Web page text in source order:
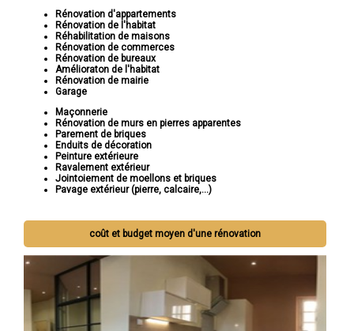
Rénovation d'appartements
Rénovation de l'habitat
Réhabilitation de maisons
Rénovation de commerces
Rénovation de bureaux
Amélioraton de l'habitat
Rénovation de mairie
Garage
Maçonnerie
Rénovation de murs en pierres apparentes
Parement de briques
Enduits de décoration
Peinture extérieure
Ravalement extérieur
Jointoiement de moellons et briques
Pavage extérieur (pierre, calcaire,...)
coût et budget moyen d'une rénovation